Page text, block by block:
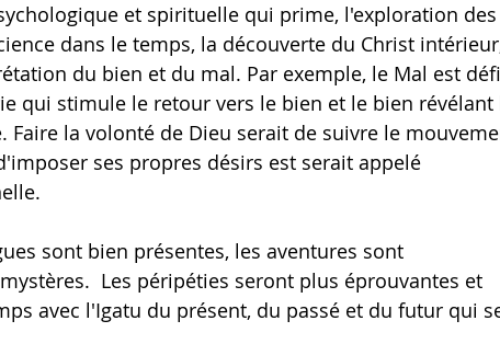
et spirituelle qui prime, l'exploration des
dans le temps, la découverte du Christ
du bien et du mal. Par exemple, le Mal est
qui stimule le retour vers le bien et le bien révélant
Faire la volonté de Dieu serait de suivre le
ses propres désirs est serait appelé
sont bien présentes, les aventures sont
Les péripéties seront plus éprouvantes et
avec l'Igatu du présent, du passé et du futur qui